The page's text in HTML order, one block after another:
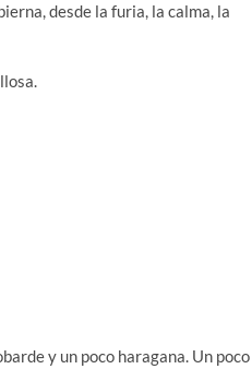
desde la furia, la calma, la
y un poco haragana. Un poco